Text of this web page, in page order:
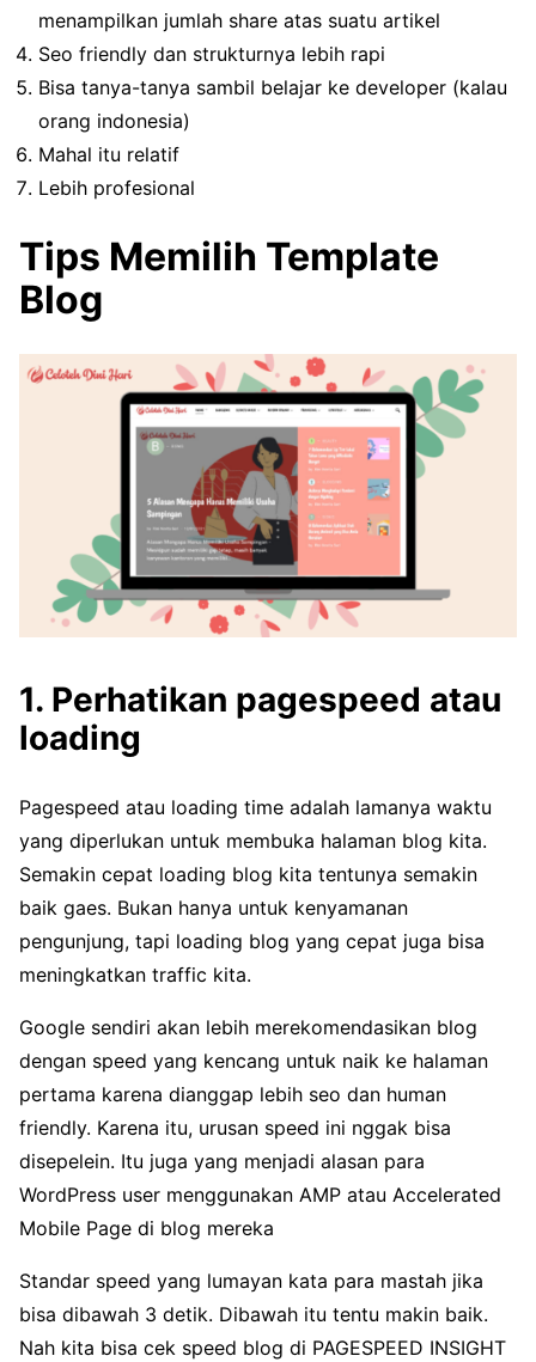
menampilkan jumlah share atas suatu artikel
Seo friendly dan strukturnya lebih rapi
Bisa tanya-tanya sambil belajar ke developer (kalau
orang indonesia)
Mahal itu relatif
Lebih profesional
Tips Memilih Template
Blog
1. Perhatikan pagespeed atau
loading
Pagespeed atau loading time adalah lamanya waktu
yang diperlukan untuk membuka halaman blog kita.
Semakin cepat loading blog kita tentunya semakin
baik gaes. Bukan hanya untuk kenyamanan
pengunjung, tapi loading blog yang cepat juga bisa
meningkatkan traffic kita.
Google sendiri akan lebih merekomendasikan blog
dengan speed yang kencang untuk naik ke halaman
pertama karena dianggap lebih seo dan human
friendly. Karena itu, urusan speed ini nggak bisa
disepelein. Itu juga yang menjadi alasan para
WordPress user menggunakan AMP atau Accelerated
Mobile Page di blog mereka
Standar speed yang lumayan kata para mastah jika
bisa dibawah 3 detik. Dibawah itu tentu makin baik.
Nah kita bisa cek speed blog di PAGESPEED INSIGHT